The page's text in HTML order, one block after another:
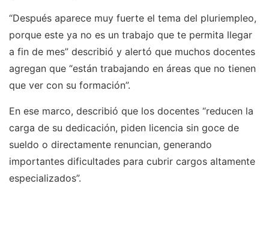
“Después aparece muy fuerte el tema del pluriempleo,
porque este ya no es un trabajo que te permita llegar
a fin de mes” describió y alertó que muchos docentes
agregan que “están trabajando en áreas que no tienen
que ver con su formación”.
En ese marco, describió que los docentes “reducen la
carga de su dedicación, piden licencia sin goce de
sueldo o directamente renuncian, generando
importantes dificultades para cubrir cargos altamente
especializados”.